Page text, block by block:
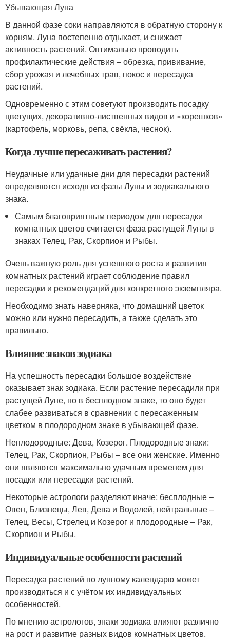
Убывающая Луна
В данной фазе соки направляются в обратную сторону к
корням. Луна постепенно отдыхает, и снижает
активность растений. Оптимально проводить
профилактические действия – обрезка, прививание,
сбор урожая и лечебных трав, покос и пересадка
растений.
Одновременно с этим советуют производить посадку
цветущих, декоративно-лиственных видов и «корешков»
(картофель, морковь, репа, свёкла, чеснок).
Когда лучше пересаживать растения?
Неудачные или удачные дни для пересадки растений
определяются исходя из фазы Луны и зодиакального
знака.
Самым благоприятным периодом для пересадки
комнатных цветов считается фаза растущей Луны в
знаках Телец, Рак, Скорпион и Рыбы.
Очень важную роль для успешного роста и развития
комнатных растений играет соблюдение правил
пересадки и рекомендаций для конкретного экземпляра.
Необходимо знать наверняка, что домашний цветок
можно или нужно пересадить, а также сделать это
правильно.
Влияние знаков зодиака
На успешность пересадки большое воздействие
оказывает знак зодиака. Если растение пересадили при
растущей Луне, но в бесплодном знаке, то оно будет
слабее развиваться в сравнении с пересаженным
цветком в плодородном знаке в убывающей фазе.
Неплодородные: Дева, Козерог. Плодородные знаки:
Телец, Рак, Скорпион, Рыбы – все они женские. Именно
они являются максимально удачным временем для
посадки или пересадки растений.
Некоторые астрологи разделяют иначе: бесплодные –
Овен, Близнецы, Лев, Дева и Водолей, нейтральные –
Телец, Весы, Стрелец и Козерог и плодородные – Рак,
Скорпион и Рыбы.
Индивидуальные особенности растений
Пересадка растений по лунному календарю может
производиться и с учётом их индивидуальных
особенностей.
По мнению астрологов, знаки зодиака влияют различно
на рост и развитие разных видов комнатных цветов.